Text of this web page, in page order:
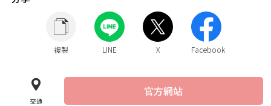
複製 LINE X Facebook
交通
官方網站